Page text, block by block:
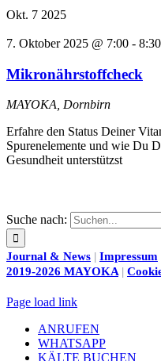
Okt. 7 2025
7. Oktober 2025 @ 7:00 - 8:30
Mikronährstoffcheck
MAYOKA, Dornbirn
Erfahre den Status Deiner
Spurenelemente und wie Du
Gesundheit unterstützst
Suche nach:
Journal & News | Impressum
2019-2026 MAYOKA |
Page load link
ANRUFEN
WHATSAPP
KÄLTE BUCHEN